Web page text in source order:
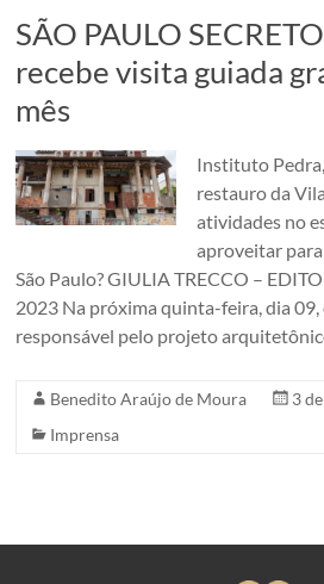
em
um
conjunto
de
dos
anos
1920.
Paulo,
Brazil
SÃO PAULO
recebe visita guiada
mês
Instituto
restauro da
atividades no
aproveitar
São Paulo? GIULIA TRECCO –
2023 Na próxima quinta-feira, dia
responsável pelo projeto
Benedito Araújo de Moura
3
Imprensa